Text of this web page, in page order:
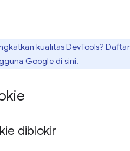
kualitas DevTools? Daftar
Google di sini.
diblokir